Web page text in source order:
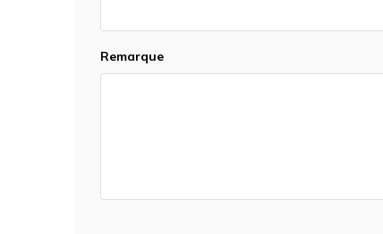
Remarque